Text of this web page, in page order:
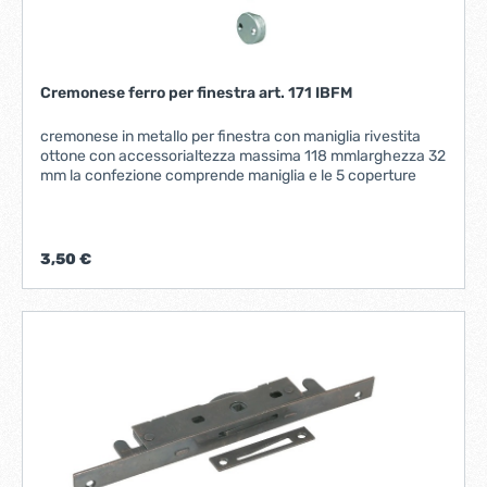
Cremonese ferro per finestra art. 171 IBFM
cremonese in metallo per finestra con maniglia rivestita
ottone con accessorialtezza massima 118 mmlarghezza 32
mm la confezione comprende maniglia e le 5 coperture
3,50 €